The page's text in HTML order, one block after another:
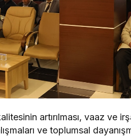
artırılması, vaaz ve
ve toplumsal